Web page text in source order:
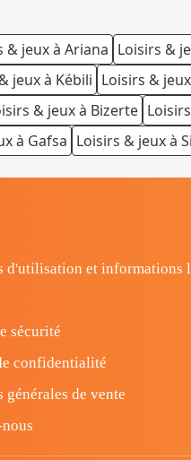
& jeux à Ariana Loisirs &
jeux à Kébili Loisirs &
& jeux à Bizerte
à Gafsa Loisirs & jeux à
d'utilisation et informations
sécurité
confidentialité
générales de vente